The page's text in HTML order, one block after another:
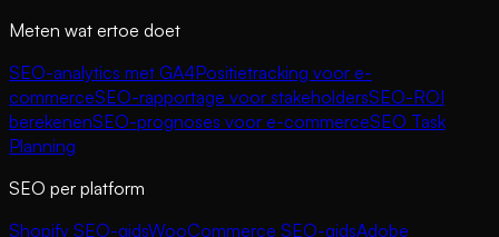
Meten wat ertoe doet
SEO-analytics met GA4Positietracking voor e-
commerceSEO-rapportage voor stakeholdersSEO-ROI
berekenenSEO-prognoses voor e-commerceSEO Task
Planning
SEO per platform
Shopify SEO-gidsWooCommerce SEO-gidsAdobe